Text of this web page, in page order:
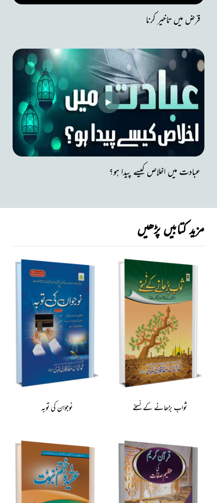
قرض میں تاخیر کرنا
عبادت میں اخلاص کیسے پیدا ہو؟
مزید کتابیں پڑھیں
نوجوان کی توبہ ثواب بڑھانے کے نسخے